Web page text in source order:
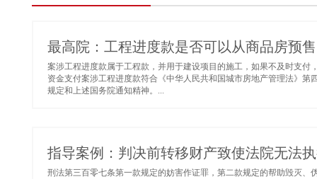
最高院：工程进度款是否可以从商品房预
案涉工程进度款属于工程款，并用于建设项目的施工，如果不及时支
资金支付案涉工程进度款符合《中华人民共和国城市房地产管理法》
规定和上述国务院通知精神。...
指导案例：判决前转移财产致使法院无法
刑法第三百零七条第一款规定的妨害作证罪，第二款规定的帮助毁灭